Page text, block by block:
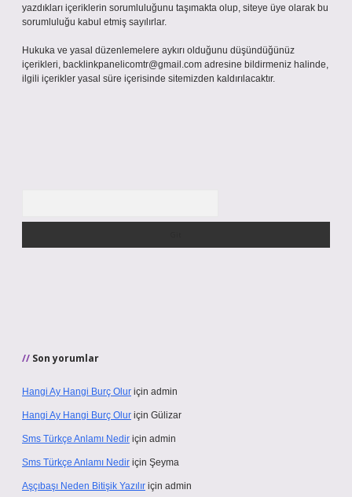
yazdıkları içeriklerin sorumluluğunu taşımakta olup, siteye üye olarak bu
sorumluluğu kabul etmiş sayılırlar.
Hukuka ve yasal düzenlemelere aykırı olduğunu düşündüğünüz
içerikleri, backlinkpanelicomtr@gmail.com adresine bildirmeniz halinde,
ilgili içerikler yasal süre içerisinde sitemizden kaldırılacaktır.
Son yorumlar
Hangi Ay Hangi Burç Olur için admin
Hangi Ay Hangi Burç Olur için Gülizar
Sms Türkçe Anlamı Nedir için admin
Sms Türkçe Anlamı Nedir için Şeyma
Aşçıbaşı Neden Bitişik Yazılır için admin